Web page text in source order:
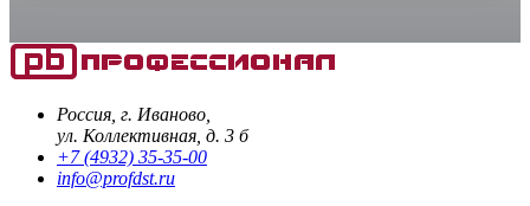
Россия, г. Иваново,
ул. Коллективная, д. 3 б
+7 (4932) 35-35-00
info@profdst.ru